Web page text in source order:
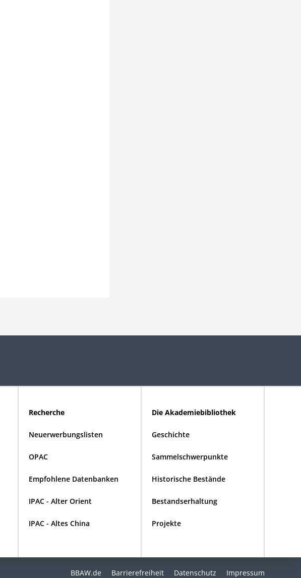
Recherche
Neuerwerbungslisten
OPAC
Empfohlene Datenbanken
IPAC - Alter Orient
IPAC - Altes China
Die Akademiebibliothek
Geschichte
Sammelschwerpunkte
Historische Bestände
Bestandserhaltung
Projekte
BBAW.de Barrierefreiheit Datenschutz Impressum